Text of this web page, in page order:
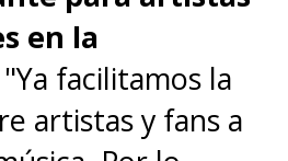
en la
facilitamos la
artistas y fans a